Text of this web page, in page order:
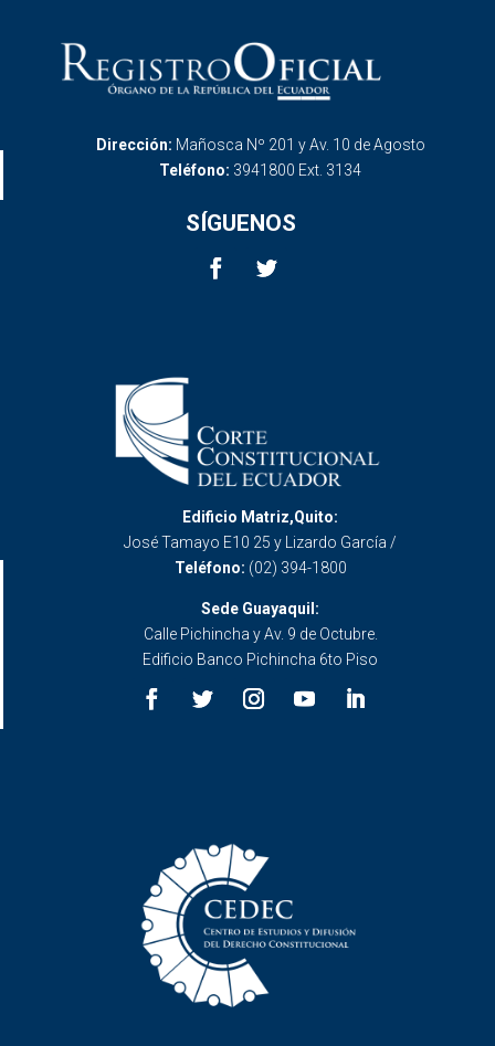
Dirección: Mañosca Nº 201 y Av. 10 de Agosto
Teléfono: 3941800 Ext. 3134
SÍGUENOS
Edificio Matriz,Quito:
José Tamayo E10 25 y Lizardo García /
Teléfono: (02) 394-1800
Sede Guayaquil:
Calle Pichincha y Av. 9 de Octubre.
Edificio Banco Pichincha 6to Piso